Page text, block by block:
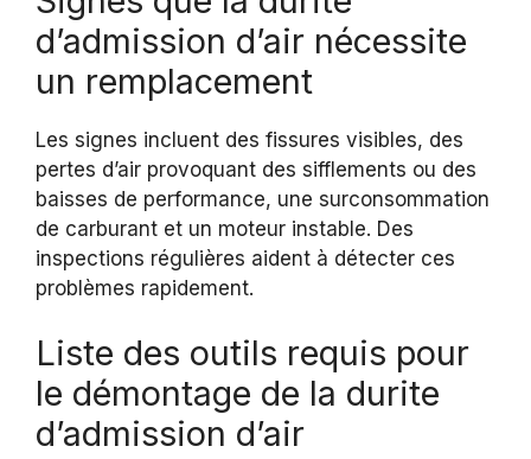
d’admission d’air nécessite
un remplacement
Les signes incluent des fissures visibles, des
pertes d’air provoquant des sifflements ou des
baisses de performance, une surconsommation
de carburant et un moteur instable. Des
inspections régulières aident à détecter ces
problèmes rapidement.
Liste des outils requis pour
le démontage de la durite
d’admission d’air